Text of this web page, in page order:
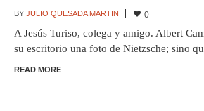
BY JULIO QUESADA MARTIN 0
A Jesús Turiso, colega y amigo. Albert
su escritorio una foto de Nietzsche; sino
READ MORE